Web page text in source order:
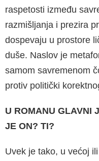
raspetosti između
razmišljanja i prezira
dospevaju u prostore
duše. Naslov je
samom savremenom
protiv politički
U ROMANU GLAVNI
JE ON? TI?
Uvek je tako, u većoj